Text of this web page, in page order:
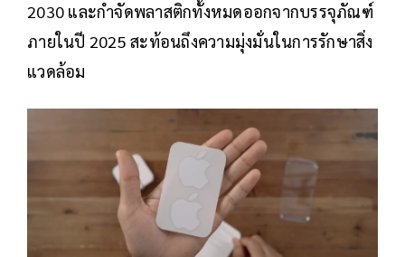
2030 และกำจัดพลาสติกทั้งหมดออกจากบรรจุภัณฑ์
ภายในปี 2025 สะท้อนถึงความมุ่งมั่นในการรักษาสิ่ง
แวดล้อม